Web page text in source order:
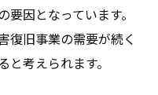
因となっています。
復旧事業の需要が続く
考えられます。